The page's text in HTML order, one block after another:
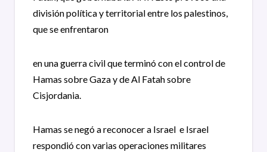
división política y territorial entre los palestinos,
que se enfrentaron
en una guerra civil que terminó con el control de
Hamas sobre Gaza y de Al Fatah sobre
Cisjordania.
Hamas se negó a reconocer a Israel e Israel
respondió con varias operaciones militares